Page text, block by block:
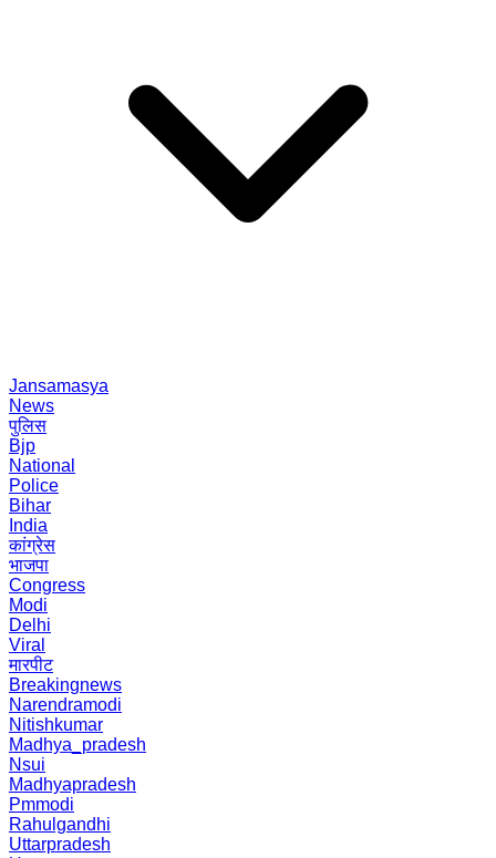
Jansamasya
News
पुलिस
Bjp
National
Police
Bihar
India
कांग्रेस
भाजपा
Congress
Modi
Delhi
Viral
मारपीट
Breakingnews
Narendramodi
Nitishkumar
Madhya_pradesh
Nsui
Madhyapradesh
Pmmodi
Rahulgandhi
Uttarpradesh